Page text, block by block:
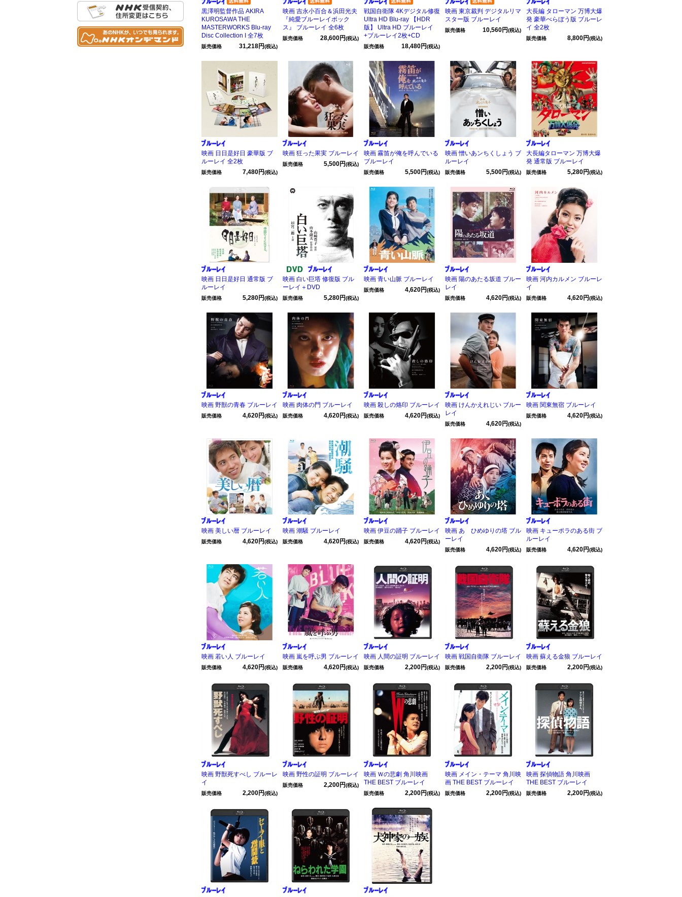
黒澤明監督作品 AKIRA
KUROSAWA THE
MASTERWORKS Blu-ray
Disc Collection I 全7枚
販売価格 31,218円(税込)
映画 吉永小百合＆浜田光夫
『純愛ブルーレイボック
ス』 ブルーレイ 全6枚
販売価格 28,600円(税込)
戦国自衛隊 4Kデジタル修復
Ultra HD Blu-ray 【HDR
版】 Ultra HD ブルーレイ
+ブルーレイ2枚+CD
販売価格 18,480円(税込)
映画 東京裁判 デジタルリマ
スター版 ブルーレイ
販売価格 10,560円(税込)
大長編 タローマン 万博大爆
発 豪華べらぼう版 ブルーレ
イ 全2枚
販売価格 8,800円(税込)
映画 日日是好日 豪華版 ブ
ルーレイ 全2枚
販売価格 7,480円(税込)
映画 狂った果実 ブルーレイ
販売価格 5,500円(税込)
映画 霧笛が俺を呼んでいる
ブルーレイ
販売価格 5,500円(税込)
映画 憎いあンちくしょう ブ
ルーレイ
販売価格 5,500円(税込)
大長編タローマン 万博大爆
発 通常版 ブルーレイ
販売価格 5,280円(税込)
映画 日日是好日 通常版 ブ
ルーレイ
販売価格 5,280円(税込)
映画 白い巨塔 修復版 ブル
ーレイ＋DVD
販売価格 5,280円(税込)
映画 青い山脈 ブルーレイ
販売価格 4,620円(税込)
映画 陽のあたる坂道 ブルー
レイ
販売価格 4,620円(税込)
映画 河内カルメン ブルーレ
イ
販売価格 4,620円(税込)
映画 野獣の青春 ブルーレイ
販売価格 4,620円(税込)
映画 肉体の門 ブルーレイ
販売価格 4,620円(税込)
映画 殺しの烙印 ブルーレイ
販売価格 4,620円(税込)
映画 けんかえれじい ブルー
レイ
販売価格 4,620円(税込)
映画 関東無宿 ブルーレイ
販売価格 4,620円(税込)
映画 美しい暦 ブルーレイ
販売価格 4,620円(税込)
映画 潮騒 ブルーレイ
販売価格 4,620円(税込)
映画 伊豆の踊子 ブルーレイ
販売価格 4,620円(税込)
映画 あゝひめゆりの塔 ブル
ーレイ
販売価格 4,620円(税込)
映画 キューポラのある街 ブ
ルーレイ
販売価格 4,620円(税込)
映画 若い人 ブルーレイ
販売価格 4,620円(税込)
映画 嵐を呼ぶ男 ブルーレイ
販売価格 4,620円(税込)
映画 人間の証明 ブルーレイ
販売価格 2,200円(税込)
映画 戦国自衛隊 ブルーレイ
販売価格 2,200円(税込)
映画 蘇える金狼 ブルーレイ
販売価格 2,200円(税込)
映画 野獣死すべし ブルーレ
イ
販売価格 2,200円(税込)
映画 野性の証明 ブルーレイ
販売価格 2,200円(税込)
映画 Ｗの悲劇 角川映画
THE BEST ブルーレイ
販売価格 2,200円(税込)
映画 メイン・テーマ 角川映
画 THE BEST ブルーレイ
販売価格 2,200円(税込)
映画 探偵物語 角川映画
THE BEST ブルーレイ
販売価格 2,200円(税込)